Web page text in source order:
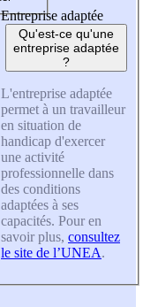
Entreprise adaptée
Qu'est-ce qu'une
entreprise adaptée
?
L'entreprise adaptée
permet à un travailleur
en situation de
handicap d'exercer
une activité
professionnelle dans
des conditions
adaptées à ses
capacités. Pour en
savoir plus, consultez
le site de l’UNEA.